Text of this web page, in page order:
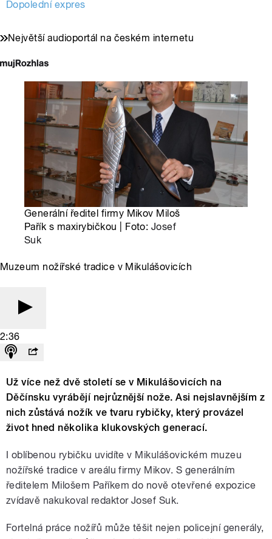
Dopolední expres
Největší audioportál na českém internetu
Generální ředitel firmy Mikov Miloš
Pařík s maxirybičkou | Foto: Josef
Suk
Muzeum nožířské tradice v Mikulášovicích
2:36
Už více než dvě století se v Mikulášovicích na
Děčínsku vyrábějí nejrůznější nože. Asi nejslavnějším z
nich zůstává nožík ve tvaru rybičky, který provázel
život hned několika klukovských generací.
I oblíbenou rybičku uvidíte v Mikulášovickém muzeu
nožířské tradice v areálu firmy Mikov. S generálním
ředitelem Milošem Paříkem do nově otevřené expozice
zvídavě nakukoval redaktor Josef Suk.
Fortelná práce nožířů může těšit nejen policejní generály,